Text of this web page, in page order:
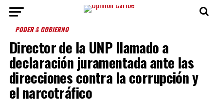
PODER & GOBIERNO
Director de la UNP llamado a
declaración juramentada ante las
direcciones contra la corrupción y
el narcotráfico